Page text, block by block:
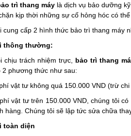
trì thang máylà dịch vụ bảo dưỡng
kịp thời những sự cố hỏng hóc có
cung cấp 2 hình thức bảo trì thang máy
thông thường:
chịu trách nhiệm trực, bảo trì thang
2 phương thức như sau:
vật tư không quá 150.000 VND (trừ
vật tư trên 150.000 VND, chúng tôi
hàng. Chúng tôi sẽ lập tức sửa chữa
toàn diện